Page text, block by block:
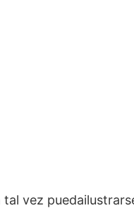
tal vez